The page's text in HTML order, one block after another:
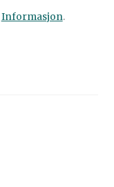
Informasjon.